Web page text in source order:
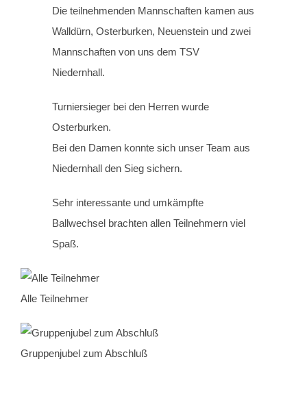
Die teilnehmenden Mannschaften kamen aus
Walldürn, Osterburken, Neuenstein und zwei
Mannschaften von uns dem TSV
Niedernhall.
Turniersieger bei den Herren wurde
Osterburken.
Bei den Damen konnte sich unser Team aus
Niedernhall den Sieg sichern.
Sehr interessante und umkämpfte
Ballwechsel brachten allen Teilnehmern viel
Spaß.
Alle Teilnehmer
Gruppenjubel zum Abschluß